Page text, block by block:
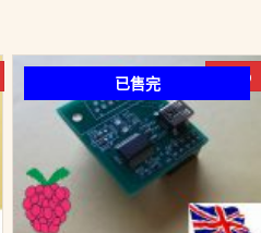
已售完 -50%